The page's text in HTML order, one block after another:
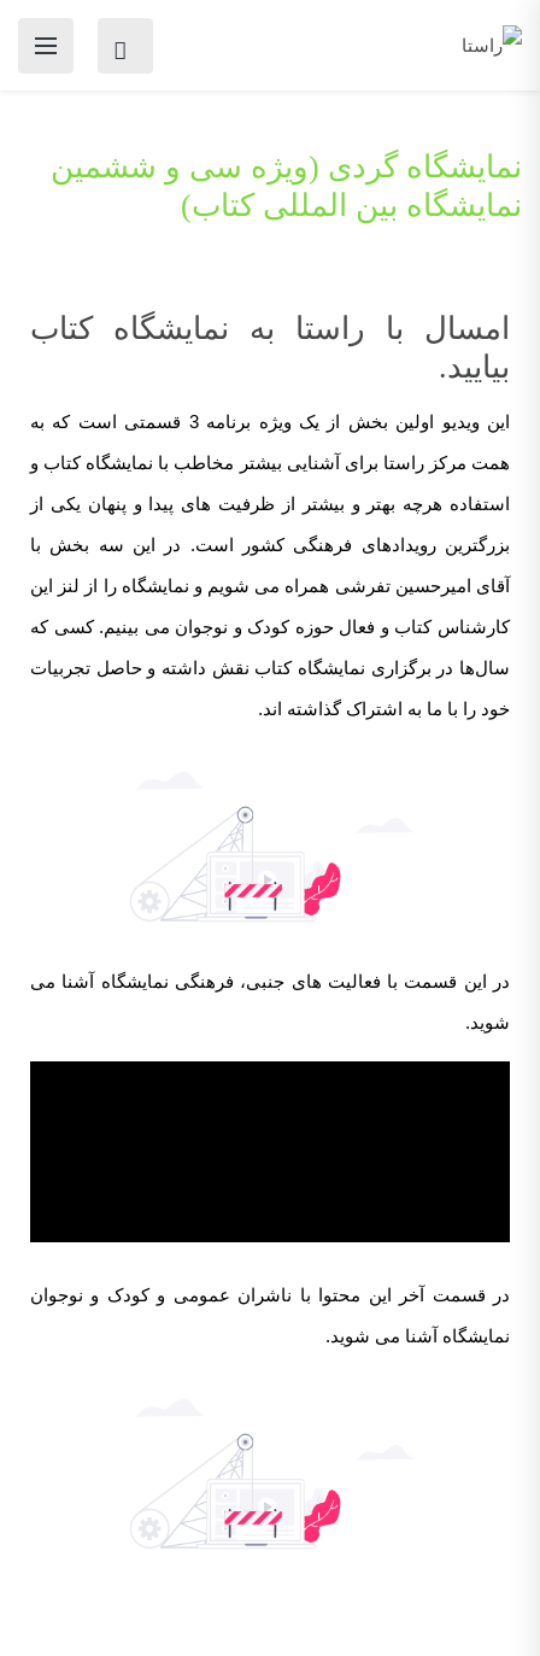
نمایشگاه گردی (ویژه سی و ششمین
نمایشگاه بین المللی کتاب)
امسال با راستا به نمایشگاه کتاب
بیایید.
این ویدیو اولین بخش از یک ویژه برنامه 3 قسمتی است که به
همت مرکز راستا برای آشنایی بیشتر مخاطب با نمایشگاه کتاب و
استفاده هرچه بهتر و بیشتر از ظرفیت های پیدا و پنهان یکی از
بزرگترین رویدادهای فرهنگی کشور است. در این سه بخش با
آقای امیرحسین تفرشی همراه می شویم و نمایشگاه را از لنز این
کارشناس کتاب و فعال حوزه کودک و نوجوان می بینیم. کسی که
سال‌ها در برگزاری نمایشگاه کتاب نقش داشته و حاصل تجربیات
خود را با ما به اشتراک گذاشته اند.
در این قسمت با فعالیت های جنبی، فرهنگی نمایشگاه آشنا می
شوید.
در قسمت آخر این محتوا با ناشران عمومی و کودک و نوجوان
نمایشگاه آشنا می شوید.